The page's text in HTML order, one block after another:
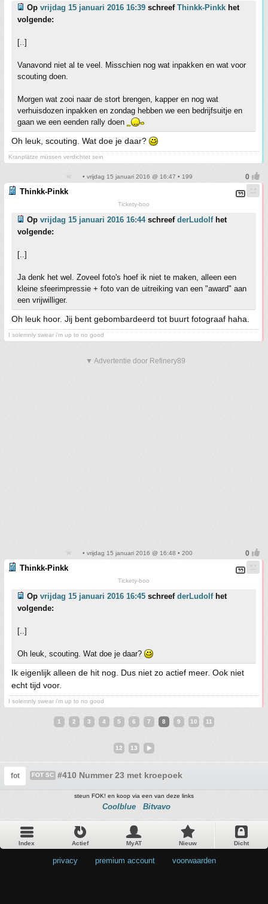
Op vrijdag 15 januari 2016 16:39 schreef Thinkk-Pinkk het
volgende:
[..]
Vanavond niet al te veel. Misschien nog wat inpakken en wat voor
scouting doen.
Morgen wat zooi naar de stort brengen, kapper en nog wat
verhuisdozen inpakken en zondag hebben we een bedrijfsuitje en
gaan we een eenden rally doen
Oh leuk, scouting. Wat doe je daar?
Kranplätze müssen verdichtet sein
• vrijdag 15 januari 2016 @ 16:47 • 199
Thinkk-Pinkk
Tickety-boo
Op vrijdag 15 januari 2016 16:44schreef derLudolfhet
volgende:
[..]
Ja denk het wel. Zoveel foto's hoef ik niet te maken, alleen een
kleine sfeerimpressie + foto van de uitreiking van een "award" aan
een vrijwilliger.
Oh leuk hoor. Jij bent gebombardeerd tot buurt fotograaf haha.
I solemnly swear i'm up to no good
▼ Advertentie door Refinery89
• vrijdag 15 januari 2016 @ 16:48 • 200
Thinkk-Pinkk
Tickety-boo
Op vrijdag 15 januari 2016 16:45 schreef derLudolfhet
volgende:
[..]
Oh leuk, scouting. Wat doe je daar?
Ik eigenlijk alleen de hit nog. Dus niet zo actief meer. Ook niet
echt tijd voor.
I solemnly swear i'm up to no good
1 2 3 4 5 6 7 8 9 10 11
12 13
fot FOT SC #410 Nummer 23 met kroepoek
steun FOK! en koop via een van deze links
Coolblue Bitvavo
Index Actief MyAT Nieuw Dicht
privacy premium account voorwaarden